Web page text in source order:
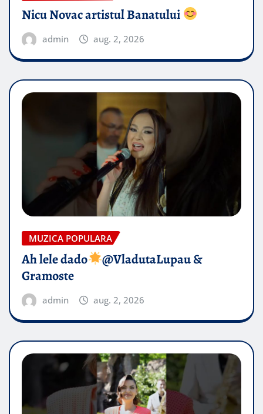
Nicu Novac artistul Banatului
admin aug. 2, 2026
MUZICA POPULARA
Ah lele dado​
@VladutaLupau &
Gramoste
admin aug. 2, 2026